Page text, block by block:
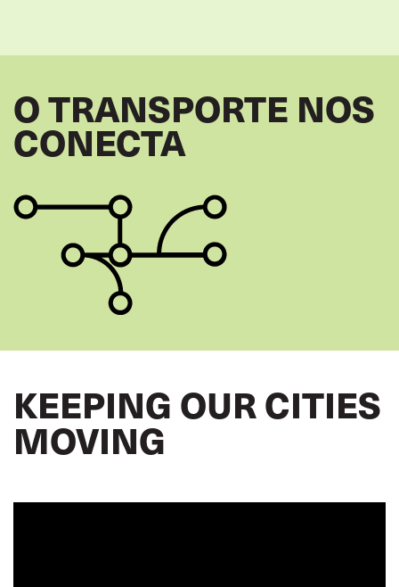
O TRANSPORTE NOS
CONECTA
KEEPING OUR CITIES
MOVING